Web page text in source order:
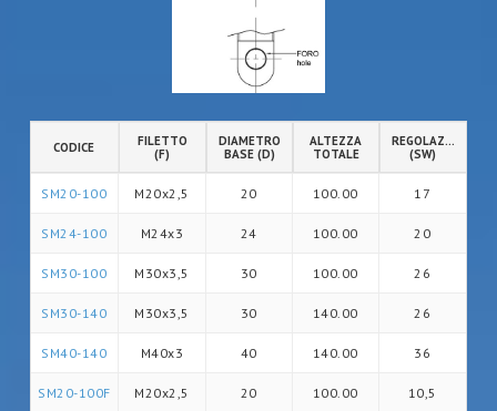
CODICE
FILETTO
(F)
DIAMETRO
BASE (D)
ALTEZZA
TOTALE
REGOLAZIONE
(SW)
SM20-100 M20x2,5 20 100.00 17
SM24-100 M24x3 24 100.00 20
SM30-100 M30x3,5 30 100.00 26
SM30-140 M30x3,5 30 140.00 26
SM40-140 M40x3 40 140.00 36
SM20-100F M20x2,5 20 100.00 10,5